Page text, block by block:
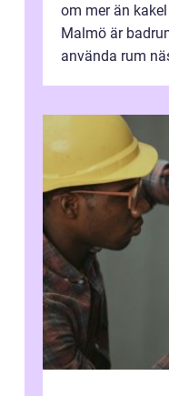
om mer än
Malmö är
använda rum